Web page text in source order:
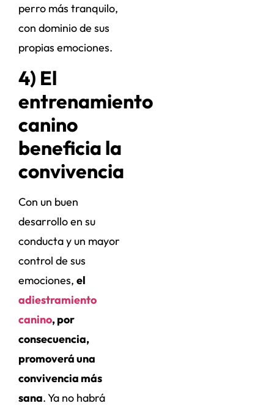
perro más tranquilo,
con dominio de sus
propias emociones.
4) El
entrenamiento
canino
beneficia la
convivencia
Con un buen
desarrollo en su
conducta y un mayor
control de sus
emociones, el
adiestramiento
canino, por
consecuencia,
promoverá una
convivencia más
sana. Ya no habrá